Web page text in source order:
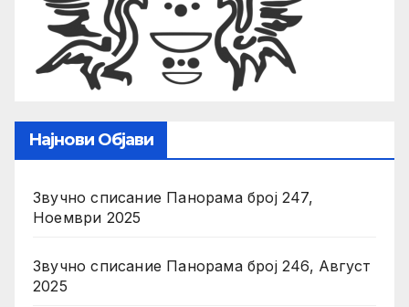
Најнови Објави
Звучно списание Панорама број 247,
Ноември 2025
Звучно списание Панорама број 246, Август
2025